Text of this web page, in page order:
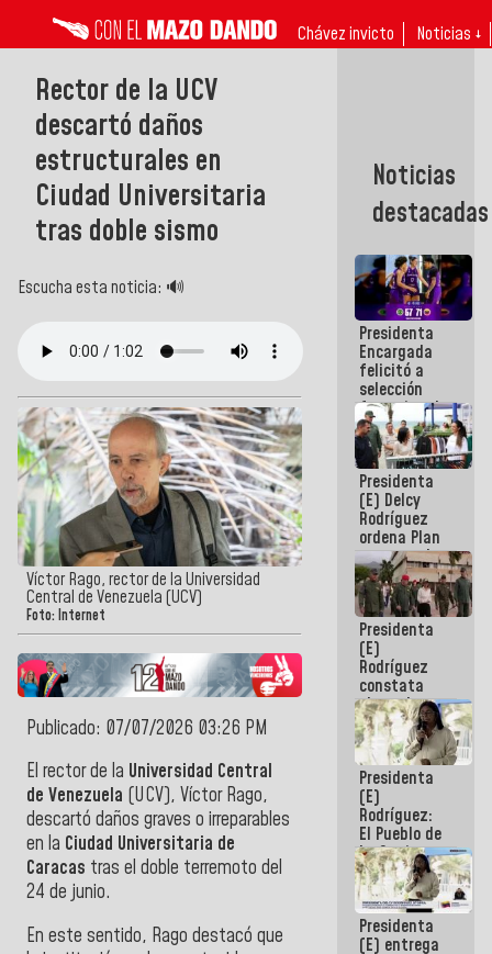
Chávez invicto Noticias ↓
Rector de la UCV
descartó daños
estructurales en
Ciudad Universitaria
tras doble sismo
Escucha esta noticia: 🔊
Víctor Rago, rector de la Universidad
Central de Venezuela (UCV)
Foto: Internet
Publicado: 07/07/2026 03:26 PM
El rector de la Universidad Central
de Venezuela (UCV), Víctor Rago,
descartó daños graves o irreparables
en la Ciudad Universitaria de
Caracas tras el doble terremoto del
24 de junio.
En este sentido, Rago destacó que
Noticias
destacadas
Presidenta
Encargada
felicitó a
selección
femenina de
baloncesto
por su
clasificación
a la
AmeriCup
2027
Presidenta
(E) Delcy
Rodríguez
ordena Plan
maestro de
desarrollo
logístico y
turístico
para La
Guaira
Presidenta
(E)
Rodríguez
constata
obras de
rehabilitación
de Escuela
Militar de
Mamo en La
Guaira
Presidenta
(E)
Rodríguez:
El Pueblo de
La Guaira
siempre
estará
acompañada
por el
Gobierno
Presidenta
(E) entrega